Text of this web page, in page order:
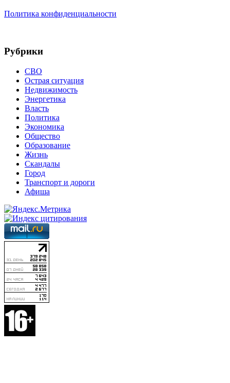
Политика конфиденциальности
Рубрики
СВО
Острая ситуация
Недвижимость
Энергетика
Власть
Политика
Экономика
Общество
Образование
Жизнь
Скандалы
Город
Транспорт и дороги
Афиша